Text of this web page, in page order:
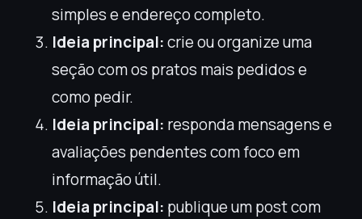
simples e endereço completo.
Ideia principal:crie ou organize uma
seção com os pratos mais pedidos e
como pedir.
Ideia principal: responda mensagens e
avaliações pendentes com foco em
informação útil.
Ideia principal: publique um post com